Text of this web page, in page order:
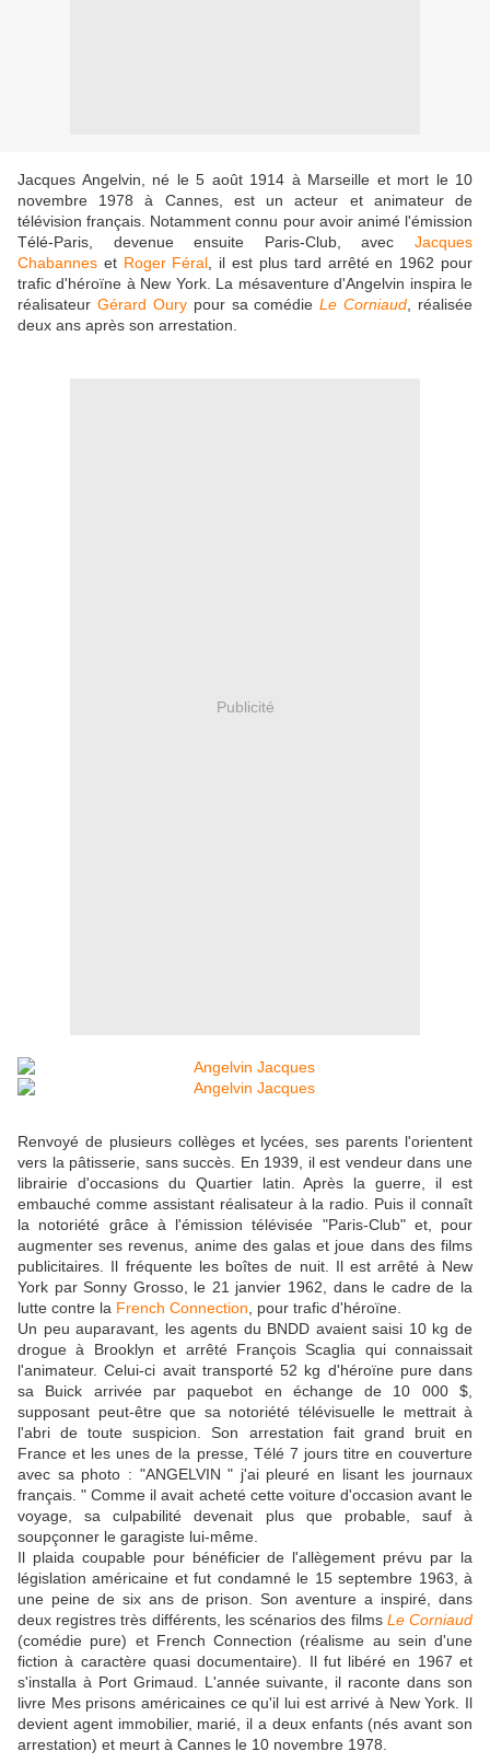
Jacques Angelvin, né le 5 août 1914 à Marseille et mort le 10
novembre 1978 à Cannes, est un acteur et animateur de
télévision français. Notamment connu pour avoir animé l'émission
Télé-Paris, devenue ensuite Paris-Club, avec Jacques
Chabannes et Roger Féral , il est plus tard arrêté en 1962 pour
trafic d'héroïne à New York. La mésaventure d'Angelvin inspira le
réalisateur Gérard Ourypour sa comédieLe Corniaud , réalisée
deux ans après son arrestation.
Publicité
Renvoyé de plusieurs collèges et lycées, ses parents l'orientent
vers la pâtisserie, sans succès. En 1939, il est vendeur dans une
librairie d'occasions du Quartier latin. Après la guerre, il est
embauché comme assistant réalisateur à la radio. Puis il connaît
la notoriété grâce à l'émission télévisée "Paris-Club" et, pour
augmenter ses revenus, anime des galas et joue dans des films
publicitaires. Il fréquente les boîtes de nuit. Il est arrêté à New
York par Sonny Grosso, le 21 janvier 1962, dans le cadre de la
lutte contre la French Connection , pour trafic d'héroïne.
Un peu auparavant, les agents du BNDD avaient saisi 10 kg de
drogue à Brooklyn et arrêté François Scaglia qui connaissait
l'animateur. Celui-ci avait transporté 52 kg d'héroïne pure dans
sa Buick arrivée par paquebot en échange de 10 000 $,
supposant peut-être que sa notoriété télévisuelle le mettrait à
l'abri de toute suspicion. Son arrestation fait grand bruit en
France et les unes de la presse, Télé 7 jours titre en couverture
avec sa photo : "ANGELVIN " j'ai pleuré en lisant les journaux
français. " Comme il avait acheté cette voiture d'occasion avant le
voyage, sa culpabilité devenait plus que probable, sauf à
soupçonner le garagiste lui-même.
Il plaida coupable pour bénéficier de l'allègement prévu par la
législation américaine et fut condamné le 15 septembre 1963, à
une peine de six ans de prison. Son aventure a inspiré, dans
deux registres très différents, les scénarios des films Le Corniaud
(comédie pure) et French Connection (réalisme au sein d'une
fiction à caractère quasi documentaire). Il fut libéré en 1967 et
s'installa à Port Grimaud. L'année suivante, il raconte dans son
livre Mes prisons américaines ce qu'il lui est arrivé à New York. Il
devient agent immobilier, marié, il a deux enfants (nés avant son
arrestation) et meurt à Cannes le 10 novembre 1978.